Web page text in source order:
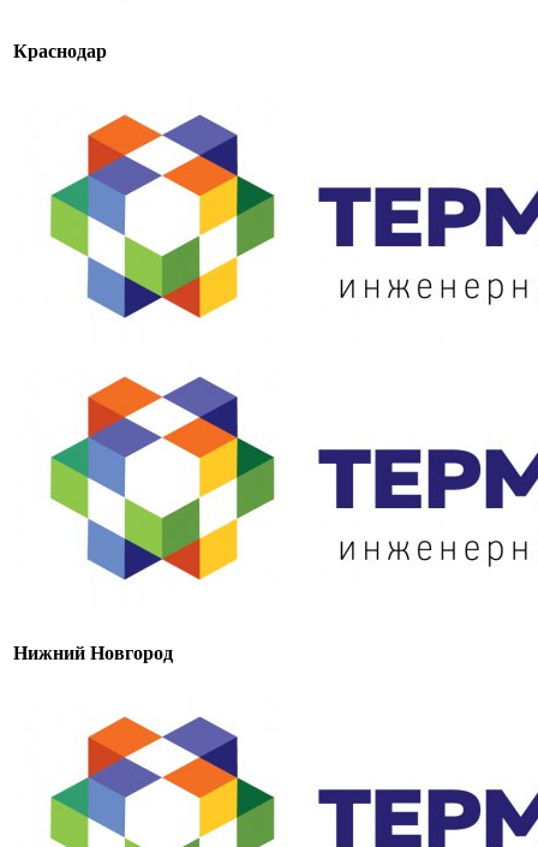
Краснодар
Нижний Новгород